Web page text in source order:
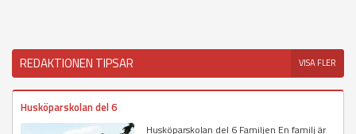
REDAKTIONEN TIPSAR VISA FLER
Husköparskolan del 6
Husköparskolan del 6 Familjen En familj är